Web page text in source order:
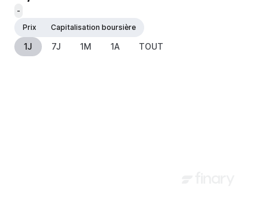
-
Prix
Capitalisation boursière
1J 7J 1M 1A TOUT